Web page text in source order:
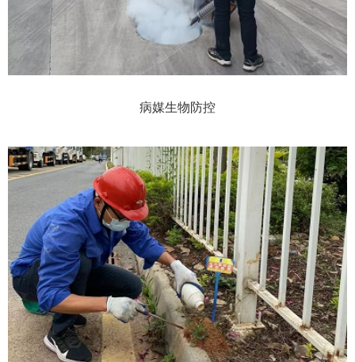
病媒生物防控